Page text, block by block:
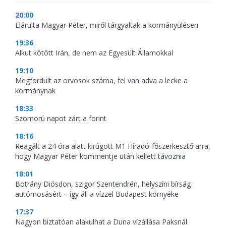
20:00
Elárulta Magyar Péter, miről tárgyaltak a kormányülésen
19:36
Alkut kötött Irán, de nem az Egyesült Államokkal
19:10
Megfordult az orvosok száma, fel van adva a lecke a
kormánynak
18:33
Szomorú napot zárt a forint
18:16
Reagált a 24 óra alatt kirúgott M1 Híradó-főszerkesztő arra,
hogy Magyar Péter kommentje után kellett távoznia
18:01
Botrány Diósdon, szigor Szentendrén, helyszíni bírság
autómosásért – így áll a vízzel Budapest környéke
17:37
Nagyon biztatóan alakulhat a Duna vízállása Paksnál